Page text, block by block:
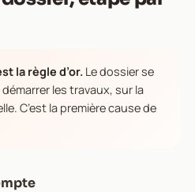
la règle d’or. Le dossier se
démarrer les travaux, sur la
C’est la première cause de